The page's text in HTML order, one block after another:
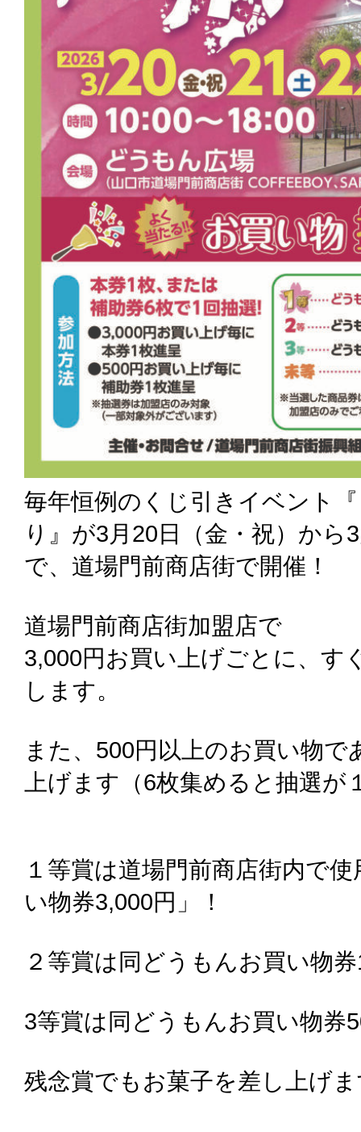
毎年恒例のくじ引きイベント
り』が3月20日（金・祝）から
で、道場門前商店街で開催！
道場門前商店街加盟店で
3,000円お買い上げごとに、す
します。
また、500円以上のお買い物
上げます（6枚集めると抽選が
１等賞は道場門前商店街内で
い物券3,000円」！
２等賞は同どうもんお買い物
3等賞は同どうもんお買い物券
残念賞でもお菓子を差し上げ